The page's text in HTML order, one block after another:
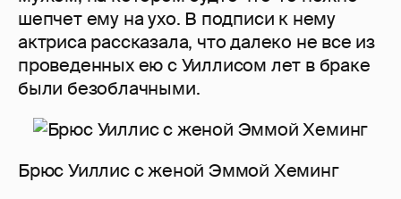
шепчет ему на ухо. В подписи к нему
актриса рассказала, что далеко не все из
проведенных ею с Уиллисом лет в браке
были безоблачными.
Брюс Уиллис с женой Эммой Хеминг